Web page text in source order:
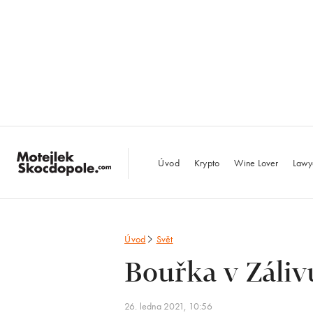
Úvod Krypto Wine Lover
Úvod Svět
Bouřka v
26. ledna 2021, 10:56